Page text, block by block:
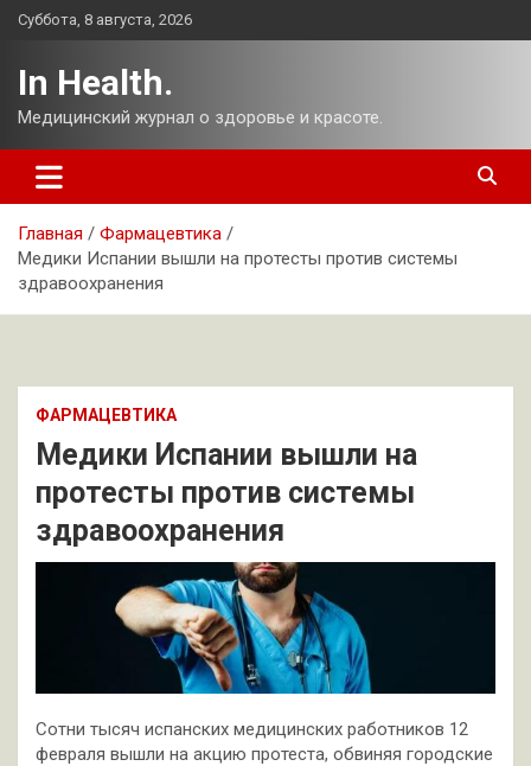
Перейти
Суббота, 8 августа, 2026
In Health.
Медицинский журнал о здоровье и красоте.
Главная
Фармацевтика
Медики Испании вышли на протесты против системы
здравоохранения
ФАРМАЦЕВТИКА
Медики Испании вышли на
протесты против системы
здравоохранения
Сотни тысяч испанских медицинских работников 12
февраля вышли на акцию протеста, обвиняя городские